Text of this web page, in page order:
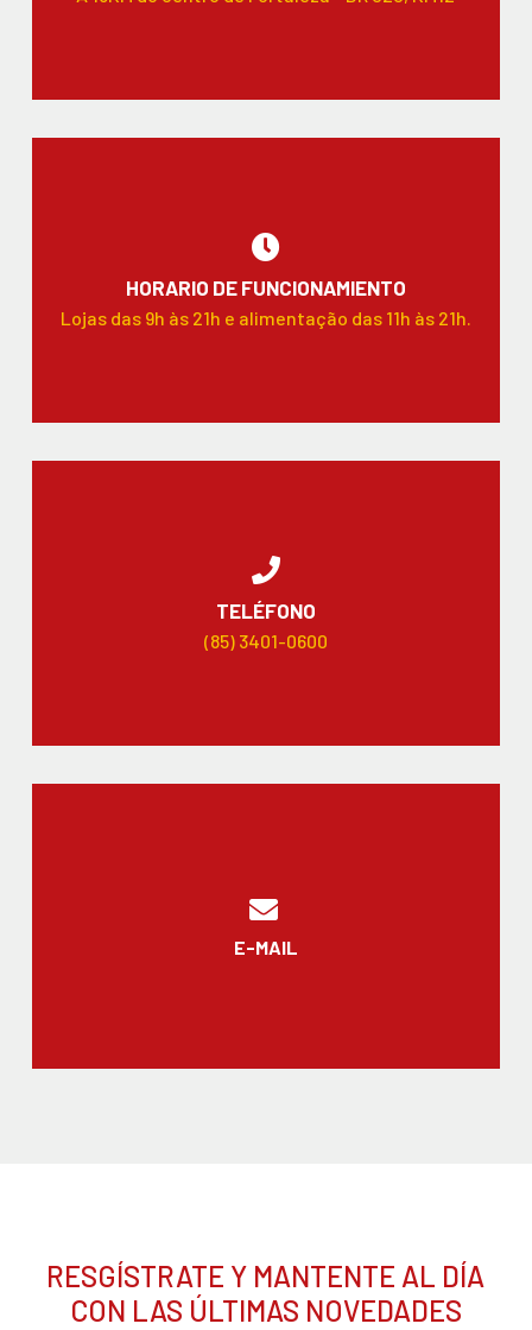
HORARIO DE FUNCIONAMIENTO
Lojas das 9h às 21h e alimentação das 11h às 21h.
TELÉFONO
(85) 3401-0600
E-MAIL
RESGÍSTRATE Y MANTENTE AL DÍA
CON LAS ÚLTIMAS NOVEDADES